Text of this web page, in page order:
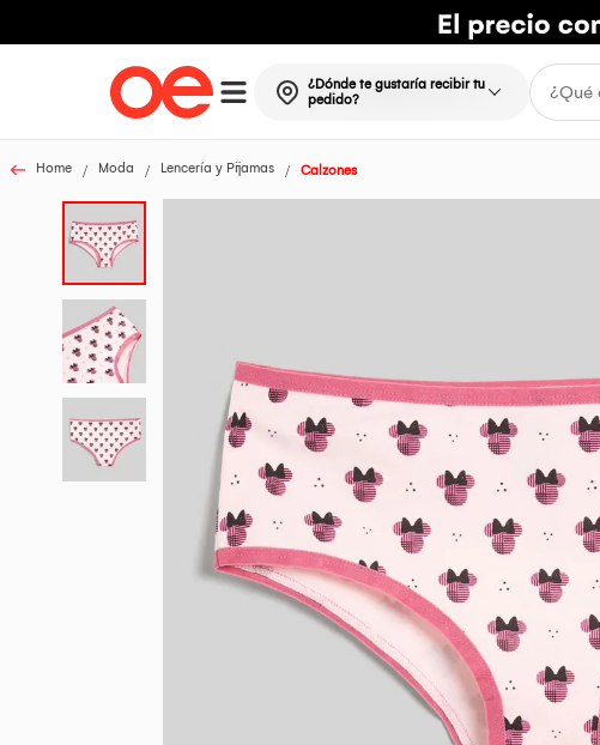
¿Dónde te gustaría recibir tu
pedido?
Home Moda Lencería y Pijamas Calzones